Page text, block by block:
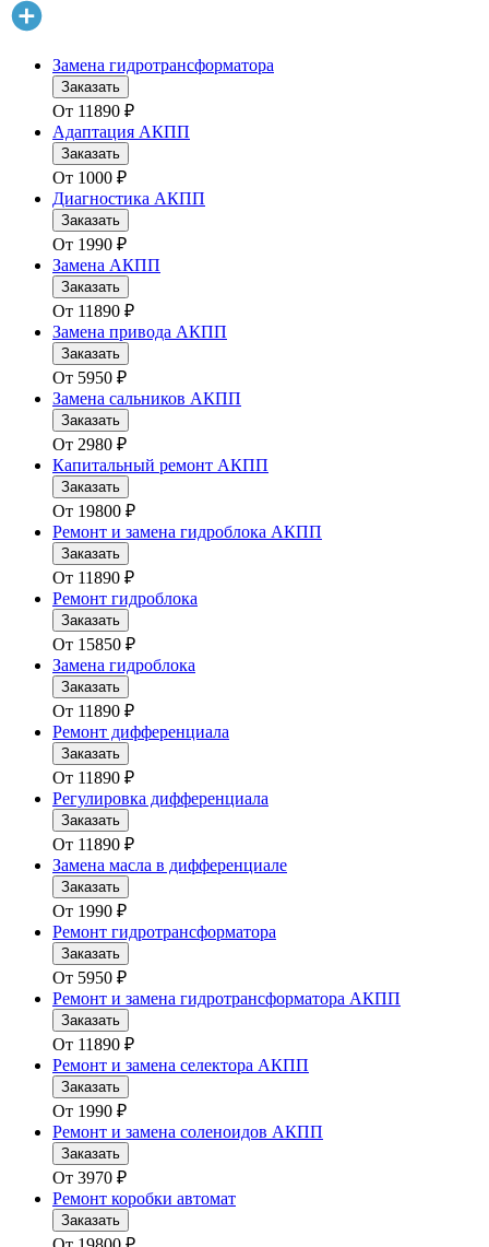
Замена гидротрансформатора
Заказать
От 11890 ₽
Адаптация АКПП
Заказать
От 1000 ₽
Диагностика АКПП
Заказать
От 1990 ₽
Замена АКПП
Заказать
От 11890 ₽
Замена привода АКПП
Заказать
От 5950 ₽
Замена сальников АКПП
Заказать
От 2980 ₽
Капитальный ремонт АКПП
Заказать
От 19800 ₽
Ремонт и замена гидроблока АКПП
Заказать
От 11890 ₽
Ремонт гидроблока
Заказать
От 15850 ₽
Замена гидроблока
Заказать
От 11890 ₽
Ремонт дифференциала
Заказать
От 11890 ₽
Регулировка дифференциала
Заказать
От 11890 ₽
Замена масла в дифференциале
Заказать
От 1990 ₽
Ремонт гидротрансформатора
Заказать
От 5950 ₽
Ремонт и замена гидротрансформатора АКПП
Заказать
От 11890 ₽
Ремонт и замена селектора АКПП
Заказать
От 1990 ₽
Ремонт и замена соленоидов АКПП
Заказать
От 3970 ₽
Ремонт коробки автомат
Заказать